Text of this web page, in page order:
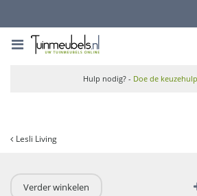
Lesli Living
Hulp nodig? - Doe de keuzehulp
Verder winkelen